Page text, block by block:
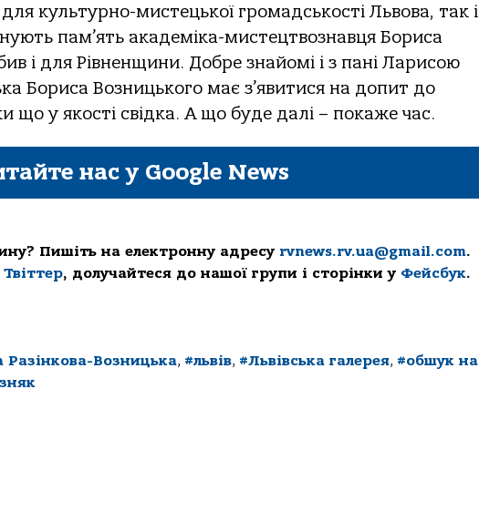
культурно-мистецької громадськості Львова, так і
пам’ять академіка-мистецтвознавця Бориса
і для Рівненщини. Добре знайомі і з пані Ларисою
Бориса Возницького має з’явитися на допит до
що у якості свідка. А що буде далі – покаже час.
нас у Google News
Пишіть на електронну адресу rvnews.rv.ua@gmail.com.
Твіттер, долучайтеся до нашої групи і сторінки у Фейсбук.
Разінкова-Возницька, #львів, #Львівська галерея, #обшук на